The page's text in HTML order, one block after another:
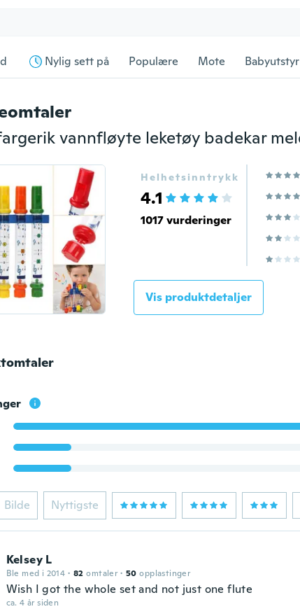
Nylig sett på Populære Mote Babyutstyr
Helhetsinntrykk
4.1
1017 vurderinger
Vis produktdetaljer
Bilde Nyttigste
Kelsey L
Ble med i 2014 · 82 omtaler · 50 opplastinger
Wish I got the whole set and not just one flute
ca. 4 år siden